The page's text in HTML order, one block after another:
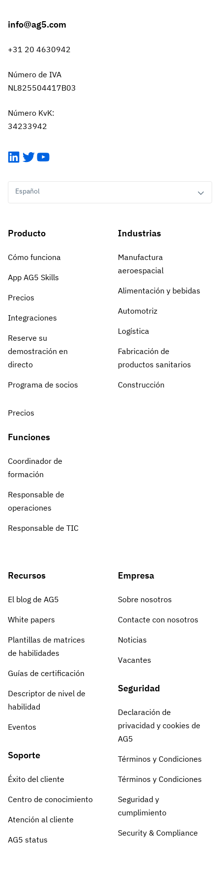
info@ag5.com
+31 20 4630942
Número de IVA
NL825504417B03
Número KvK:
34233942
LinkedIn
TwitterYouTube
Español
Producto
Cómo funciona
App AG5 Skills
Precios
Integraciones
Reserve su
demostración en
directo
Programa de socios
Precios
Funciones
Coordinador de
formación
Responsable de
operaciones
Responsable de TIC
Industrias
Manufactura
aeroespacial
Alimentación y bebidas
Automotriz
Logística
Fabricación de
productos sanitarios
Construcción
Recursos
El blog de AG5
White papers
Plantillas de matrices
de habilidades
Guías de certificación
Descriptor de nivel de
habilidad
Eventos
Soporte
Éxito del cliente
Centro de conocimiento
Atención al cliente
AG5 status
Empresa
Sobre nosotros
Contacte con nosotros
Noticias
Vacantes
Seguridad
Declaración de
privacidad y cookies de
AG5
Términos y Condiciones
Términos y Condiciones
Seguridad y
cumplimiento
Security & Compliance